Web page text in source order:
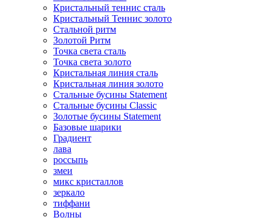
Кристальный теннис сталь
Кристальный Теннис золото
Стальной ритм
Золотой Ритм
Точка света сталь
Точка света золото
Кристальная линия сталь
Кристальная линия золото
Стальные бусины Statement
Стальные бусины Classic
Золотые бусины Statement
Базовые шарики
Градиент
лава
россыпь
змеи
микс кристаллов
зеркало
тиффани
Волны